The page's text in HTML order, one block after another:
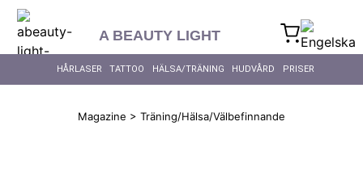
content
A BEAUTY LIGHT
HÅRLASER TATTOO HÄLSA/TRÄNING HUDVÅRD PRISER
Magazine > Träning/Hälsa/Välbefinnande